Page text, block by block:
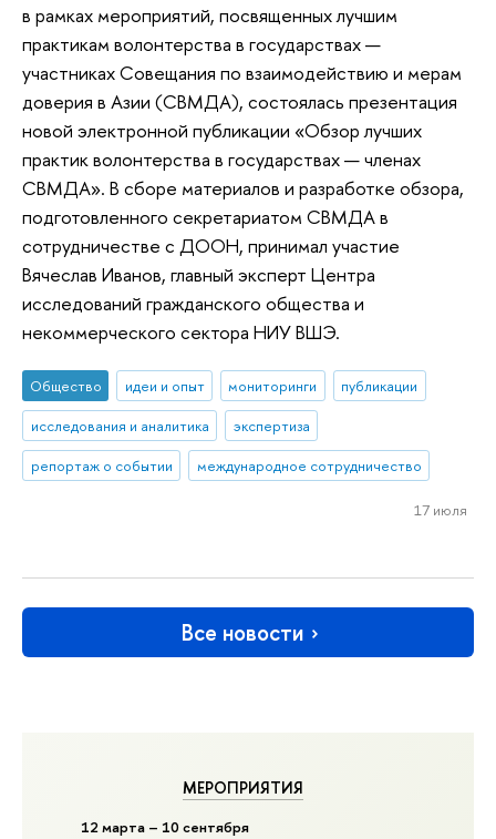
МЕРОПРИЯТИЯ
12 марта – 10 сентября
в рамках мероприятий, посвященных лучшим
практикам волонтерства в государствах —
участниках Совещания по взаимодействию и мерам
доверия в Азии (СВМДА), состоялась презентация
новой электронной публикации «Обзор лучших
практик волонтерства в государствах — членах
СВМДА». В сборе материалов и разработке обзора,
подготовленного секретариатом СВМДА в
сотрудничестве с ДООН, принимал участие
Вячеслав Иванов, главный эксперт Центра
исследований гражданского общества и
некоммерческого сектора НИУ ВШЭ.
Общество идеи и опыт мониторинги
публикации
исследования и аналитика
экспертиза
репортаж о событии
международное сотрудничество
17 июля
Все новости